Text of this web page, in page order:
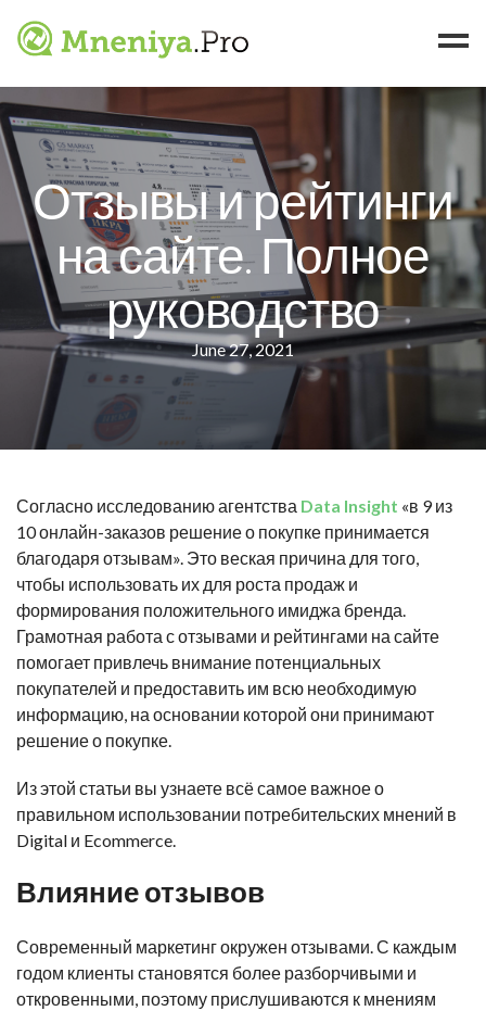
Брендам
Ритейлерам
Примеры
Кейсы
Статьи
Контакты
Отзывы и рейтинги
на сайте. Полное
руководство
June 27, 2021
Согласно исследованию агентства Data Insight «в 9 из
10 онлайн-заказов решение о покупке принимается
благодаря отзывам». Это веская причина для того,
чтобы использовать их для роста продаж и
формирования положительного имиджа бренда.
Грамотная работа с отзывами и рейтингами на сайте
помогает привлечь внимание потенциальных
покупателей и предоставить им всю необходимую
информацию, на основании которой они принимают
решение о покупке.
Из этой статьи вы узнаете всё самое важное о
правильном использовании потребительских мнений в
Digital и Ecommerce.
Влияние отзывов
Современный маркетинг окружен отзывами. С каждым
годом клиенты становятся более разборчивыми и
откровенными, поэтому прислушиваются к мнениям